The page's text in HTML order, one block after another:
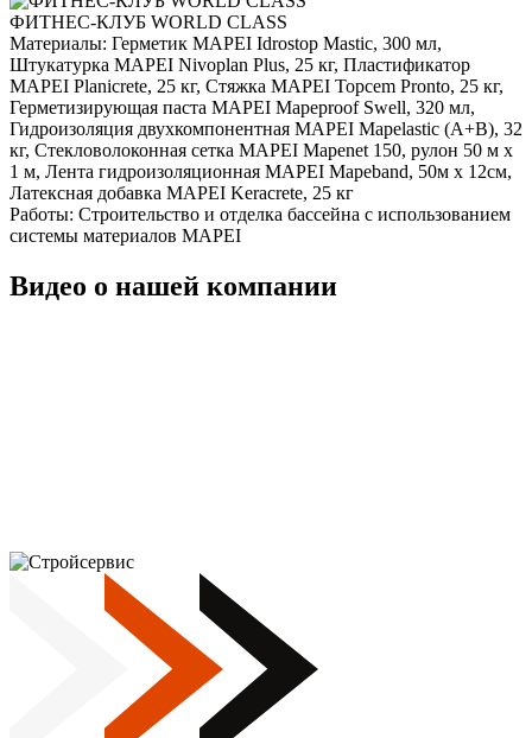
ФИТНЕС-КЛУБ WORLD CLASS
Материалы: Герметик MAPEI Idrostop Mastic, 300 мл,
Штукатурка MAPEI Nivoplan Plus, 25 кг, Пластификатор
MAPEI Planicrete, 25 кг, Стяжка MAPEI Topcem Pronto, 25 кг,
Герметизирующая паста MAPEI Mapeproof Swell, 320 мл,
Гидроизоляция двухкомпонентная MAPEI Mapelastic (А+B), 32
кг, Стекловолоконная сетка MAPEI Mapenet 150, рулон 50 м х
1 м, Лента гидроизоляционная MAPEI Mapeband, 50м x 12см,
Латексная добавка MAPEI Keracrete, 25 кг
Работы: Строительство и отделка бассейна с использованием
системы материалов MAPEI
Видео о нашей компании